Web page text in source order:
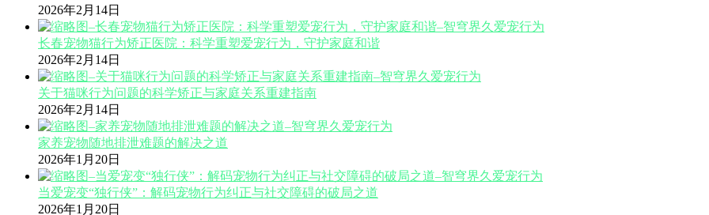
2026年2月14日
长春宠物猫行为矫正医院：科学重塑爱宠行为，守护家庭和谐
2026年2月14日
关于猫咪行为问题的科学矫正与家庭关系重建指南
2026年2月14日
家养宠物随地排泄难题的解决之道
2026年1月20日
当爱宠变“独行侠”：解码宠物行为纠正与社交障碍的破局之道
2026年1月20日